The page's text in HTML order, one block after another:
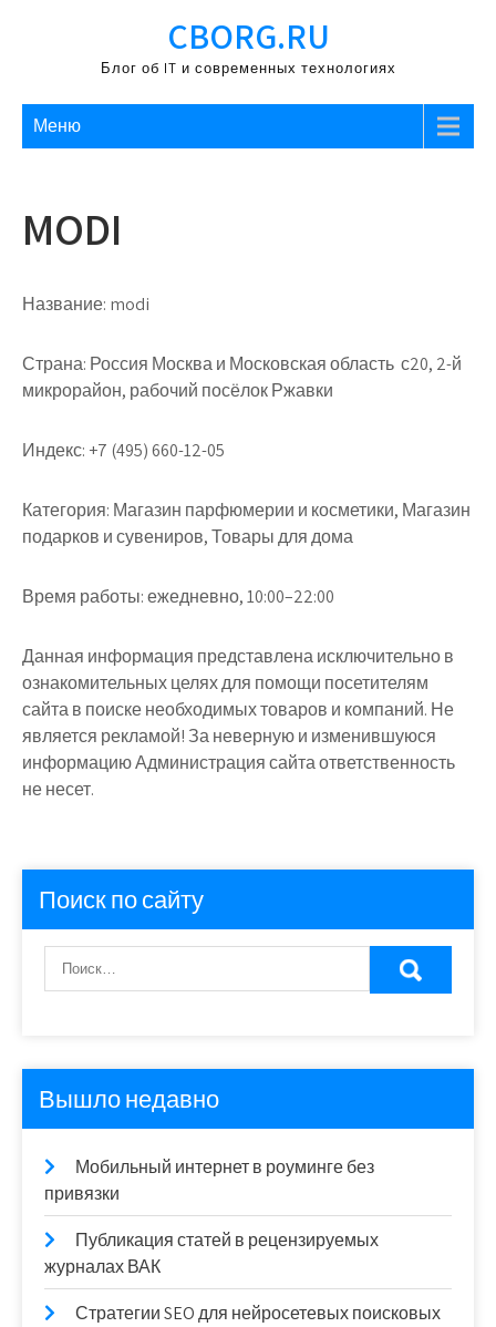
содержимому
CBORG.RU
Блог об IT и современных технологиях
Меню
MODI
Название: modi
Страна: Россия Москва и Московская область с20, 2-й
микрорайон, рабочий посёлок Ржавки
Индекс: +7 (495) 660-12-05
Категория: Магазин парфюмерии и косметики, Магазин
подарков и сувениров, Товары для дома
Время работы:ежедневно, 10:00–22:00
Данная информация представлена исключительно в
ознакомительных целях для помощи посетителям
сайта в поиске необходимых товаров и компаний. Не
является рекламой! За неверную и изменившуюся
информацию Администрация сайта ответственность
не несет.
Поиск по сайту
Вышло недавно
Мобильный интернет в роуминге без
привязки
Публикация статей в рецензируемых
журналах ВАК
Стратегии SEO для нейросетевых поисковых